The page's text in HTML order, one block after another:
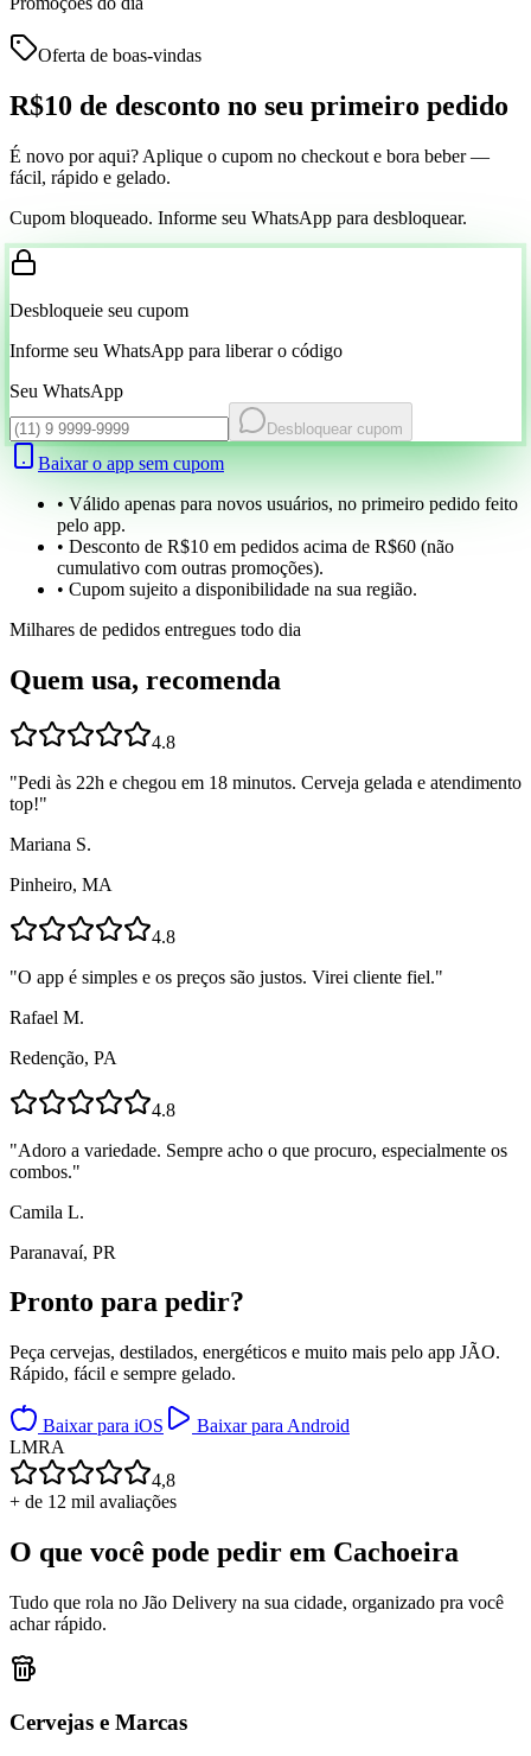
Oferta de boas-vindas
R$10 de desconto no seu primeiro pedido
É novo por aqui? Aplique o cupom no checkout e bora beber —
fácil, rápido e gelado.
Cupom bloqueado. Informe seu WhatsApp para desbloquear.
Desbloqueie seu cupom
Informe seu WhatsApp para liberar o código
Seu WhatsApp
Desbloquear cupom
Baixar o app sem cupom
• Válido apenas para novos usuários, no primeiro pedido feito
pelo app.
• Desconto de R$10 em pedidos acima de R$60 (não
cumulativo com outras promoções).
• Cupom sujeito a disponibilidade na sua região.
Milhares de pedidos entregues todo dia
Quem usa, recomenda
4.8
"Pedi às 22h e chegou em 18 minutos. Cerveja gelada e atendimento
top!"
Mariana S.
Pinheiro, MA
4.8
"O app é simples e os preços são justos. Virei cliente fiel."
Rafael M.
Redenção, PA
4.8
"Adoro a variedade. Sempre acho o que procuro, especialmente os
combos."
Camila L.
Paranavaí, PR
Pronto para pedir?
Peça cervejas, destilados, energéticos e muito mais pelo app JÃO.
Rápido, fácil e sempre gelado.
Baixar para iOS
Baixar para Android
LMRA
4,8
+ de 12 mil avaliações
O que você pode pedir em Cachoeira
Tudo que rola no Jão Delivery na sua cidade, organizado pra você
achar rápido.
Cervejas e Marcas